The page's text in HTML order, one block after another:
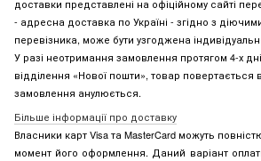
доставки представлені на офіційному сайті
- адресна доставка по Україні - згідно з
перевізника, може бути узгоджена
У разі неотримання замовлення протягом 4-х
відділення «Нової пошти», товар повертається
замовлення анулюється.
Більше інформації про доставку
Власники карт Visa та MasterCard можуть
момент його оформлення. Даний варіант